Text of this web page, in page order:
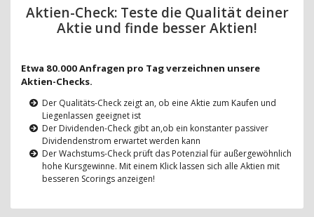
Aktien-Check: Teste die Qualität deiner
Aktie und finde besser Aktien!
Etwa 80.000 Anfragen pro Tag verzeichnen unsere
Aktien-Checks.
Der Qualitäts-Check zeigt an, ob eine Aktie zum Kaufen und
Liegenlassen geeignet ist
Der Dividenden-Check gibt an,ob ein konstanter passiver
Dividendenstrom erwartet werden kann
Der Wachstums-Check prüft das Potenzial für außergewöhnlich
hohe Kursgewinne. Mit einem Klick lassen sich alle Aktien mit
besseren Scorings anzeigen!